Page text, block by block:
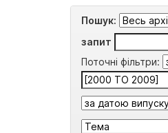
Пошук:
запит
Поточні фільтри: